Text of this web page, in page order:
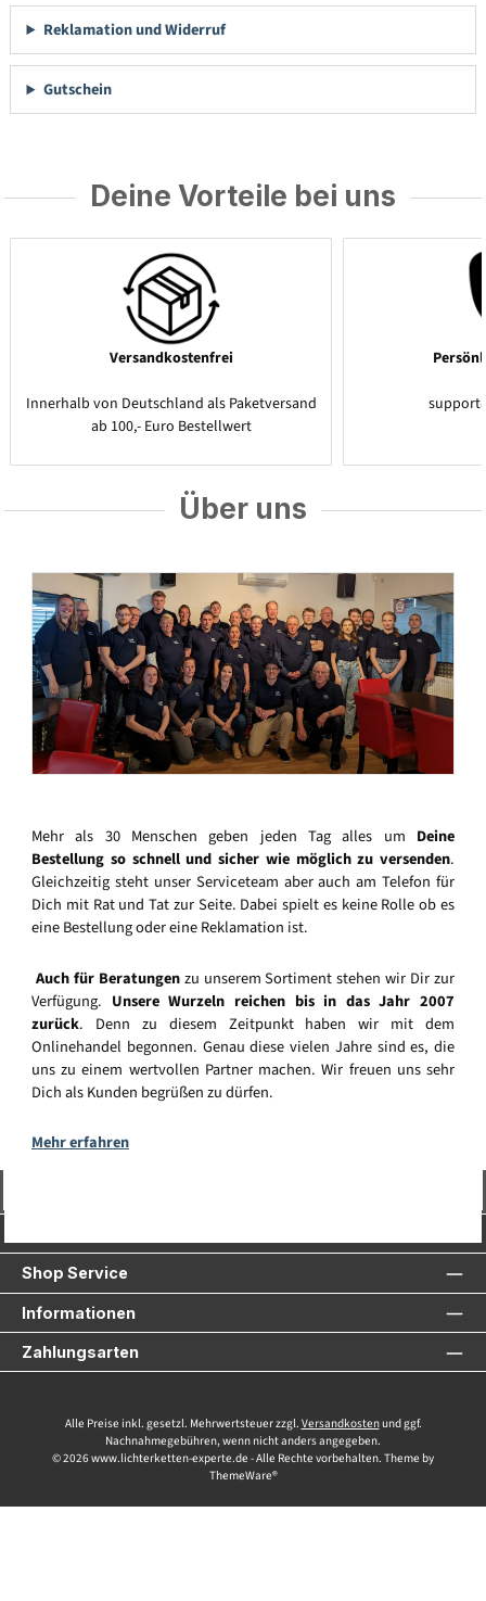
Reklamation und Widerruf
Gutschein
Deine Vorteile bei uns
Versandkostenfrei
Innerhalb von Deutschland als Paketversand
ab 100,- Euro Bestellwert
Über uns
Mehr als 30 Menschen geben jeden Tag alles um Deine
Bestellung so schnell und sicher wie möglich zu versenden.
Gleichzeitig steht unser Serviceteam aber auch am Telefon für
Dich mit Rat und Tat zur Seite. Dabei spielt es keine Rolle ob es
eine Bestellung oder eine Reklamation ist.
Auch für Beratungenzu unserem Sortiment stehen wir Dir zur
Verfügung. Unsere Wurzeln reichen bis in das Jahr 2007
zurück. Denn zu diesem Zeitpunkt haben wir mit dem
Onlinehandel begonnen. Genau diese vielen Jahre sind es, die
uns zu einem wertvollen Partner machen. Wir freuen uns sehr
Dich als Kunden begrüßen zu dürfen.
Mehr erfahren
Shop Service
Informationen
Zahlungsarten
Alle Preise inkl. gesetzl. Mehrwertsteuer zzgl. Versandkostenund ggf.
Nachnahmegebühren, wenn nicht anders angegeben.
© 2026 www.lichterketten-experte.de - Alle Rechte vorbehalten. Theme by
ThemeWare®